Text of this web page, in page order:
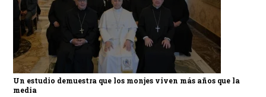
Un estudio demuestra que los monjes viven más años que la
media